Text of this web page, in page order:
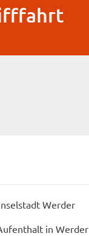
Werder
in Werder